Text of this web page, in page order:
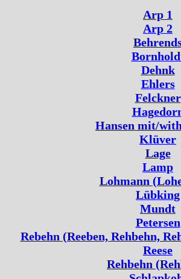
Arp 1
Arp 2
Dehnk
Ehlers
Felckner
Hansen mit/
Klüver
Lage
Lamp
Lohmann
Lübking
Mundt
Petersen
Rebehn (Reeben, Rehbehn,
Reese
Rehbehn